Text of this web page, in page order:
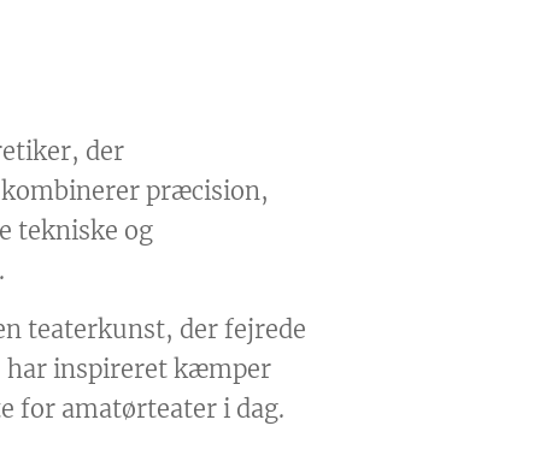
der
præcision,
tekniske og
teaterkunst, der fejrede
har inspireret kæmper
for amatørteater i dag.